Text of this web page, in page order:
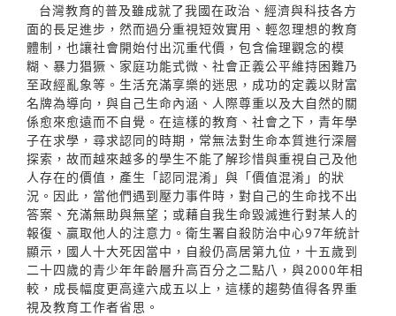
台灣教育的普及雖成就了我國在政治、經濟與科技各方
面的長足進步，然而過分重視短效實用、輕忽理想的教育
體制，也讓社會開始付出沉重代價，包含倫理觀念的模
糊、暴力猖獗、家庭功能式微、社會正義公平維持困難乃
至政經亂象等。生活充滿享樂的迷思，成功的定義以財富
名牌為導向，與自己生命內涵、人際尊重以及大自然的關
係愈來愈遠而不自覺。在這樣的教育、社會之下，青年學
子在求學，尋求認同的時期，常無法對生命本質進行深層
探索，故而越來越多的學生不能了解珍惜與重視自己及他
人存在的價值，產生「認同混淆」與「價值混淆」的狀
況。因此，當他們遇到壓力事件時，對自己的生命找不出
答案、充滿無助與無望；或藉自我生命毀滅進行對某人的
報復、贏取他人的注意力。衛生署自殺防治中心97年統計
顯示，國人十大死因當中，自殺仍高居第九位，十五歲到
二十四歲的青少年年齡層升高百分之二點八，與2000年相
較，成長幅度更高達六成五以上，這樣的趨勢值得各界重
視及教育工作者省思。